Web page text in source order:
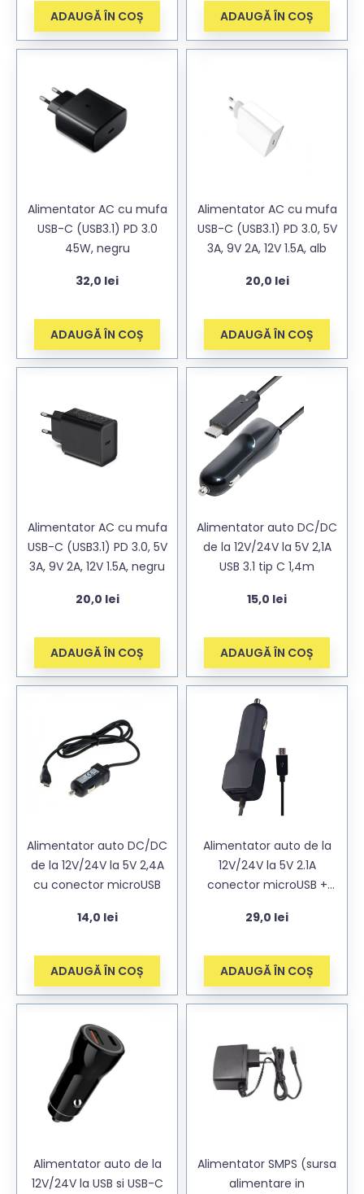
ADAUGĂ ÎN COȘ ADAUGĂ ÎN COȘ
Alimentator AC cu mufa
USB-C (USB3.1) PD 3.0
45W, negru
32,0 lei
ADAUGĂ ÎN COȘ
Alimentator AC cu mufa
USB-C (USB3.1) PD 3.0, 5V
3A, 9V 2A, 12V 1.5A, alb
20,0 lei
ADAUGĂ ÎN COȘ
Alimentator AC cu mufa
USB-C (USB3.1) PD 3.0, 5V
3A, 9V 2A, 12V 1.5A, negru
20,0 lei
ADAUGĂ ÎN COȘ
Alimentator auto DC/DC
de la 12V/24V la 5V 2,1A
USB 3.1 tip C 1,4m
15,0 lei
ADAUGĂ ÎN COȘ
Alimentator auto DC/DC
de la 12V/24V la 5V 2,4A
cu conector microUSB
14,0 lei
ADAUGĂ ÎN COȘ
Alimentator auto de la
12V/24V la 5V 2.1A
conector microUSB +
29,0 lei
ADAUGĂ ÎN COȘ
Alimentator auto de la
12V/24V la USB si USB-C
Alimentator SMPS (sursa
alimentare in